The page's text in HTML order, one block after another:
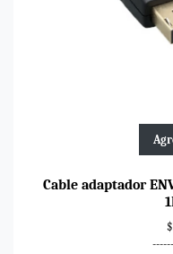
Cable adaptador